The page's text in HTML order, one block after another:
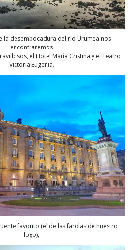
la desembocadura del río Urumea nos
encontraremos
el Hotel María Cristina y el Teatro
Victoria Eugenia.
favorito (el de las farolas de nuestro
logo),